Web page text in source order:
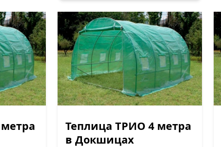
Теплица ТРИО 4 метра
в Докшицах